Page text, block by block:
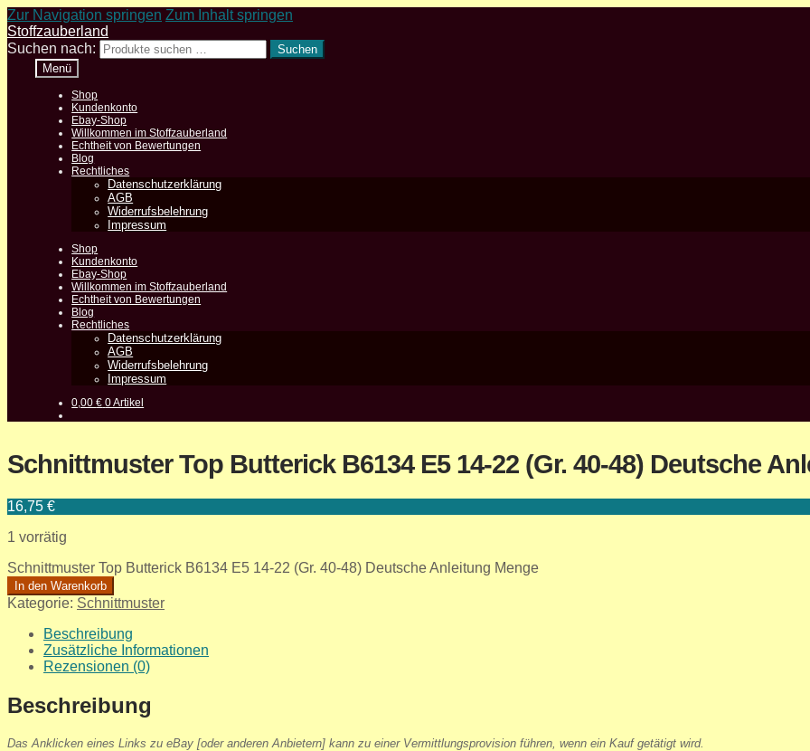
Zur Navigation springen Zum Inhalt springen
Stoffzauberland
Suchen nach:
Suchen
Menü
Shop
Kundenkonto
Ebay-Shop
Willkommen im Stoffzauberland
Echtheit von Bewertungen
Blog
Rechtliches
Datenschutzerklärung
AGB
Widerrufsbelehrung
Impressum
Shop
Kundenkonto
Ebay-Shop
Willkommen im Stoffzauberland
Echtheit von Bewertungen
Blog
Rechtliches
Datenschutzerklärung
AGB
Widerrufsbelehrung
Impressum
0,00€ 0 Artikel
Schnittmuster Top Butterick B6134 E5 14-22 (Gr. 40-48) Deutsche
16,75 €
1 vorrätig
Schnittmuster Top Butterick B6134 E5 14-22 (Gr. 40-48) Deutsche Anleitung Menge
In den Warenkorb
Kategorie: Schnittmuster
Beschreibung
Zusätzliche Informationen
Rezensionen (0)
Beschreibung
Das Anklicken eines Links zu eBay [oder anderen Anbietern] kann zu einer Vermittlungsprovision führen, wenn ein Kauf getätigt wird.